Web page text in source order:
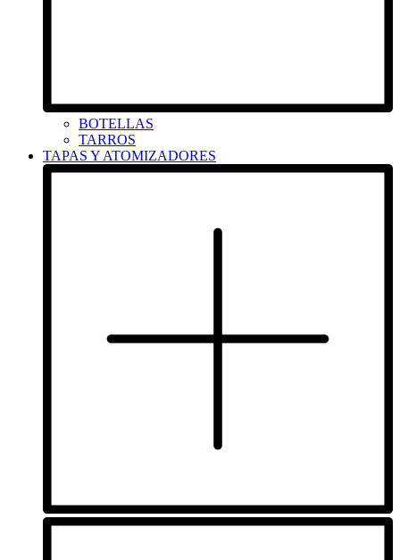
BOTELLAS
TARROS
TAPAS Y ATOMIZADORES